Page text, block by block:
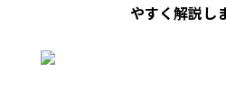
やすく解説し